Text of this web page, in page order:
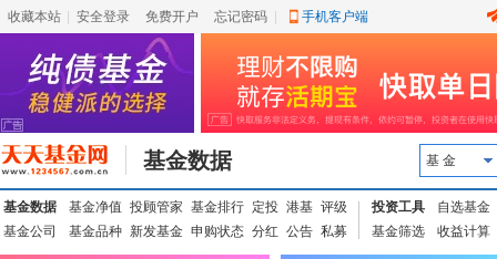
收藏本站 安全登录 免费开户 忘记密码 手机客户端
基金数据 基 金
基金数据 基金净值 投顾管家 基金排行 定投 港基 评级
基金公司
基金品种 新发基金 申购状态 分红 公告 私募
投资工具
自选基金
基金筛选
收益计算